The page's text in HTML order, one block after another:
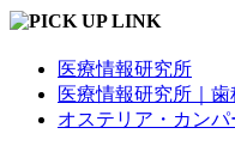
医療情報研究所
医療情報研究所｜
オステリア・カンパ